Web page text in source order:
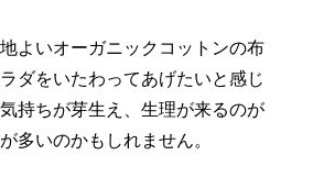
よいオーガニックコットンの布
ダをいたわってあげたいと感じ
持ちが芽生え、生理が来るのが
多いのかもしれません。